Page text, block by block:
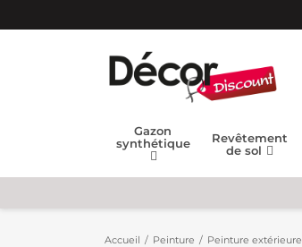
Gazon
synthétique
Revêtement
de sol
Accueil Peinture Peinture extérieure